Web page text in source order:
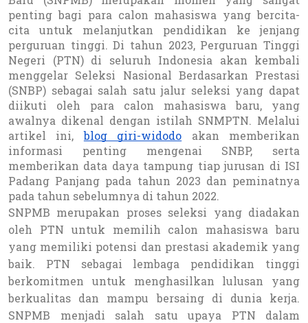
penting bagi para calon mahasiswa yang bercita-
cita untuk melanjutkan pendidikan ke jenjang
perguruan tinggi. Di tahun 2023, Perguruan Tinggi
Negeri (PTN) di seluruh Indonesia akan kembali
menggelar Seleksi Nasional Berdasarkan Prestasi
(SNBP) sebagai salah satu jalur seleksi yang dapat
diikuti oleh para calon mahasiswa baru, yang
awalnya dikenal dengan istilah SNMPTN. Melalui
artikel ini,blog giri-widodo akan memberikan
informasi penting mengenai SNBP, serta
memberikan data daya tampung tiap jurusan di ISI
Padang Panjang pada tahun 2023 dan peminatnya
pada tahun sebelumnya di tahun 2022.
SNPMB merupakan proses seleksi yang diadakan
oleh PTN untuk memilih calon mahasiswa baru
yang memiliki potensi dan prestasi akademik yang
baik. PTN sebagai lembaga pendidikan tinggi
berkomitmen untuk menghasilkan lulusan yang
berkualitas dan mampu bersaing di dunia kerja.
SNPMB menjadi salah satu upaya PTN dalam